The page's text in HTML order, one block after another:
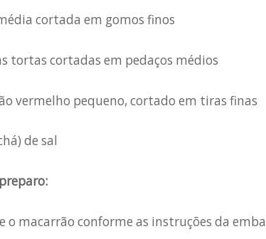
cortada em gomos finos
tortas cortadas em pedaços médios
vermelho pequeno, cortado em tiras finas
de sal
o macarrão conforme as instruções da